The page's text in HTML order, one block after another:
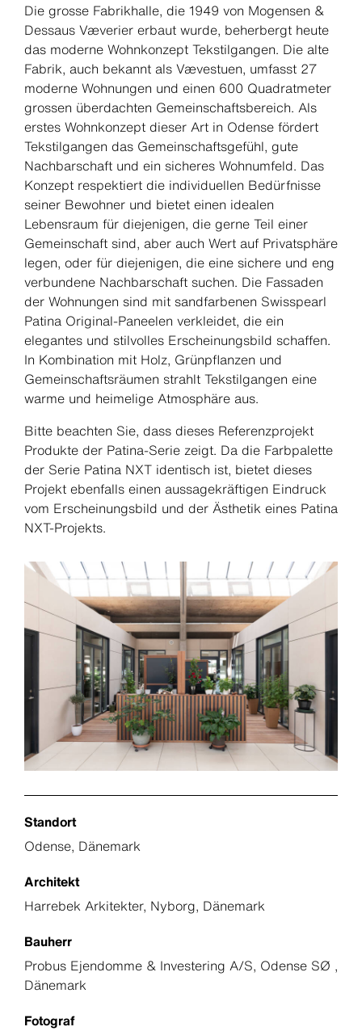
Die grosse Fabrikhalle, die 1949 von Mogensen &
Dessaus Væverier erbaut wurde, beherbergt heute
das moderne Wohnkonzept Tekstilgangen. Die alte
Fabrik, auch bekannt als Vævestuen, umfasst 27
moderne Wohnungen und einen 600 Quadratmeter
grossen überdachten Gemeinschaftsbereich. Als
erstes Wohnkonzept dieser Art in Odense fördert
Tekstilgangen das Gemeinschaftsgefühl, gute
Nachbarschaft und ein sicheres Wohnumfeld. Das
Konzept respektiert die individuellen Bedürfnisse
seiner Bewohner und bietet einen idealen
Lebensraum für diejenigen, die gerne Teil einer
Gemeinschaft sind, aber auch Wert auf Privatsphäre
legen, oder für diejenigen, die eine sichere und eng
verbundene Nachbarschaft suchen. Die Fassaden
der Wohnungen sind mit sandfarbenen Swisspearl
Patina Original-Paneelen verkleidet, die ein
elegantes und stilvolles Erscheinungsbild schaffen.
In Kombination mit Holz, Grünpflanzen und
Gemeinschaftsräumen strahlt Tekstilgangen eine
warme und heimelige Atmosphäre aus.
Bitte beachten Sie, dass dieses Referenzprojekt
Produkte der Patina-Serie zeigt. Da die Farbpalette
der Serie Patina NXT identisch ist, bietet dieses
Projekt ebenfalls einen aussagekräftigen Eindruck
vom Erscheinungsbild und der Ästhetik eines Patina
NXT-Projekts.
Standort
Odense, Dänemark
Architekt
Harrebek Arkitekter, Nyborg, Dänemark
Bauherr
Probus Ejendomme & Investering A/S, Odense SØ ,
Dänemark
Fotograf